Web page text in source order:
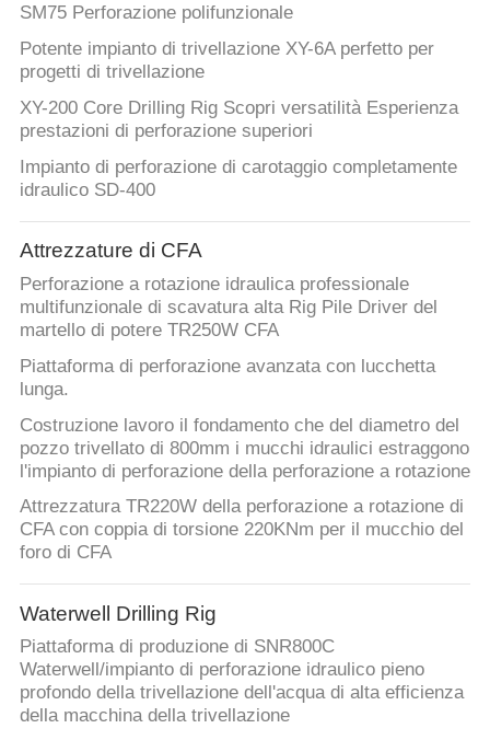
COMPANY
NEWS
MAPPA
DEL
INFORMATIVA
SULLA
PRIVACY
SM75 Perforazione polifunzionale
Potente impianto di trivellazione XY-6A perfetto per
progetti di trivellazione
XY-200 Core Drilling Rig Scopri versatilità Esperienza
prestazioni di perforazione superiori
Impianto di perforazione di carotaggio completamente
idraulico SD-400
Attrezzature di CFA
Perforazione a rotazione idraulica professionale
multifunzionale di scavatura alta Rig Pile Driver del
martello di potere TR250W CFA
Piattaforma di perforazione avanzata con lucchetta
lunga.
Costruzione lavoro il fondamento che del diametro del
pozzo trivellato di 800mm i mucchi idraulici estraggono
l'impianto di perforazione della perforazione a rotazione
Attrezzatura TR220W della perforazione a rotazione di
CFA con coppia di torsione 220KNm per il mucchio del
foro di CFA
Waterwell Drilling Rig
Piattaforma di produzione di SNR800C
Waterwell/impianto di perforazione idraulico pieno
profondo della trivellazione dell'acqua di alta efficienza
della macchina della trivellazione